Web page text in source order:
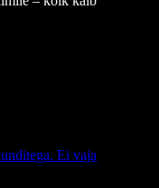
Ei vaja